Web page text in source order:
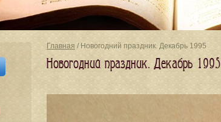
Главная / Новогодний праздник. Декабрь 1995
Новогодний праздник. Декабрь 1995